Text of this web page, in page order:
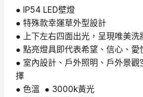
格：
NT$1,660。
● IP54 LED壁燈
● 特殊款幸運草外型設計
● 上下左右四面出光，呈現唯美洗
● 點亮燈具即代表希望、信心、愛
● 室內設計、戶外照明、戶外景觀
擇
● 色溫 ● 3000k黃光